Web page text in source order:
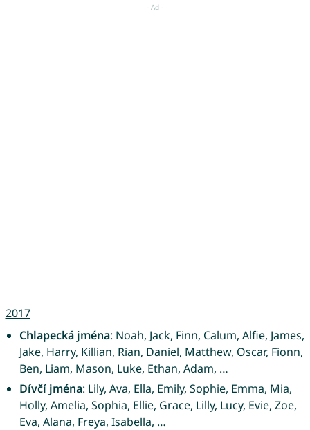
2017
Chlapecká jména: Noah, Jack, Finn, Calum, Alfie, James,
Jake, Harry, Killian, Rian, Daniel, Matthew, Oscar, Fionn,
Ben, Liam, Mason, Luke, Ethan, Adam, …
Dívčí jména: Lily, Ava, Ella, Emily, Sophie, Emma, Mia,
Holly, Amelia, Sophia, Ellie, Grace, Lilly, Lucy, Evie, Zoe,
Eva, Alana, Freya, Isabella, …